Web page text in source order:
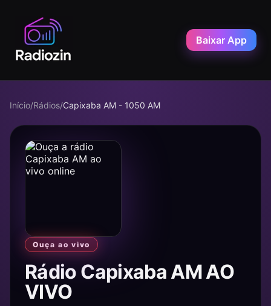
Baixar App
Início/Rádios/Capixaba AM - 1050 AM
Ouça ao vivo
Rádio Capixaba AM AO
VIVO